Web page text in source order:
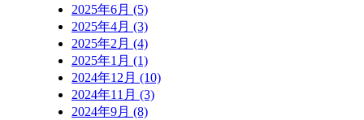
2025年6月 (5)
2025年4月 (3)
2025年2月 (4)
2025年1月 (1)
2024年12月 (10)
2024年11月 (3)
2024年9月 (8)